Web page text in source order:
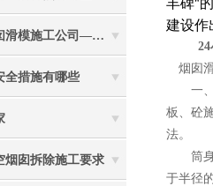
钢筋混凝土烟囱滑模施工公司——选五林高空
全措施有哪些
烟囱拆除施工要求
建设作
烟囱
一、
板、砼
法。
筒身
于半径